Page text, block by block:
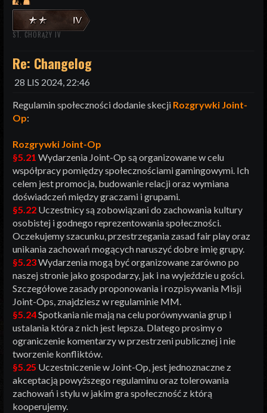
ST. CHORĄŻY IV
Re: Changelog
28 LIS 2024, 22:46
Regulamin społeczności dodanie skecji Rozgrywki Joint-
Op:
Rozgrywki Joint-Op
§5.21 Wydarzenia Joint-Op są organizowane w celu
współpracy pomiędzy społecznościami gamingowymi. Ich
celem jest promocja, budowanie relacji oraz wymiana
doświadczeń między graczami i grupami.
§5.22 Uczestnicy są zobowiązani do zachowania kultury
osobistej i godnego reprezentowania społeczności.
Oczekujemy szacunku, przestrzegania zasad fair play oraz
unikania zachowań mogących naruszyć dobre imię grupy.
§5.23Wydarzenia mogą być organizowane zarówno po
naszej stronie jako gospodarzy, jak i na wyjeździe u gości.
Szczegółowe zasady proponowania i rozpisywania Misji
Joint-Ops, znajdziesz w regulaminie MM.
§5.24Spotkania nie mają na celu porównywania grup i
ustalania która z nich jest lepsza. Dlatego prosimy o
ograniczenie komentarzy w przestrzeni publicznej i nie
tworzenie konfliktów.
§5.25 Uczestniczenie w Joint-Op, jest jednoznaczne z
akceptacją powyższego regulaminu oraz tolerowania
zachowań i stylu w jakim gra społeczność z którą
kooperujemy.